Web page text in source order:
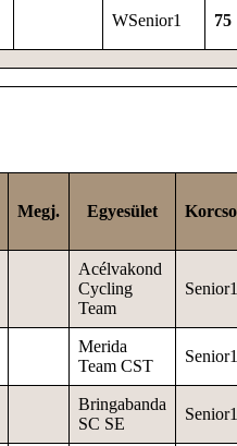
WSenior1 75
Megj. Egyesület
Acélvakond
Cycling
Team
Senior1
Merida
Team CST
Senior1
Bringabanda
SC SE
Senior1